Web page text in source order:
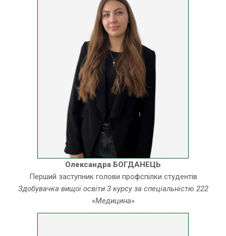
Олександра БОГДАНЕЦЬ
Перший заступник голови профспілки студентів
Здобувачка вищої освіти 3 курсу за спеціальністю 222
«Медицина»